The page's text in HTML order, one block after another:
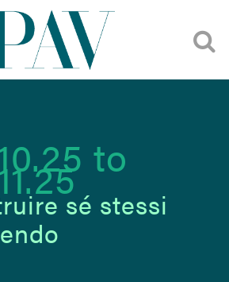
to
sé stessi